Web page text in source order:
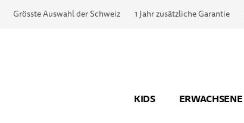
Grösste Auswahl der Schweiz 1 Jahr zusätzliche Garantie
KIDS ERWACHSENE